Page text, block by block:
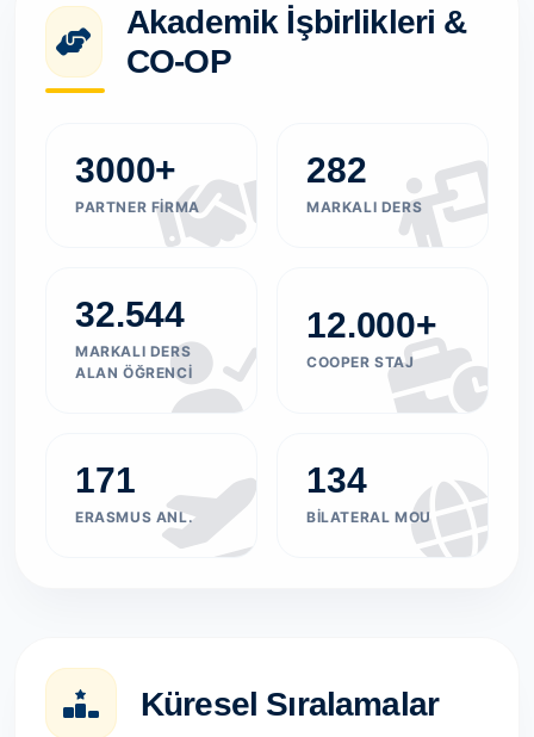
Akademik İşbirlikleri &
CO-OP
3000+
PARTNER FIRMA
282
MARKALI DERS
32.544
MARKALI DERS
ALAN ÖĞRENCI
12.000+
COOPER STAJ
171
ERASMUS ANL.
134
BILATERAL MOU
Küresel Sıralamalar